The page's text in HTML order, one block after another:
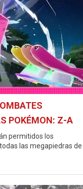
POKÉMON: Z-A
permitidos los
las megapiedras de